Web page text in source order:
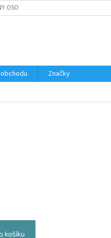
OSOBNÍCH ÚDAJŮ
Značky
košíku